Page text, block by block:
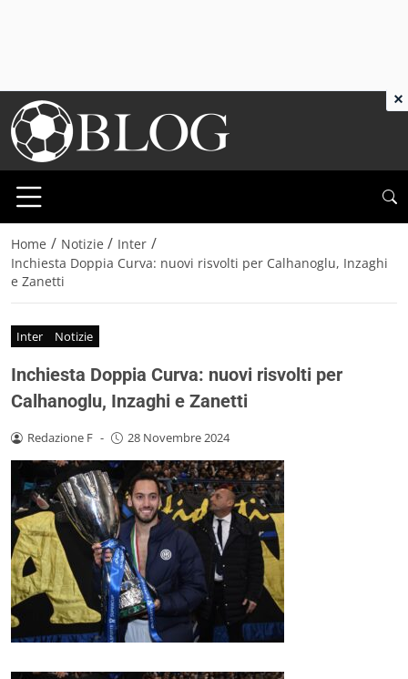
Home / Notizie / Inter /
Inchiesta Doppia Curva: nuovi risvolti per Calhanoglu, Inzaghi
e Zanetti
Inter Notizie
Inchiesta Doppia Curva: nuovi risvolti per
Calhanoglu, Inzaghi e Zanetti
Redazione F - 28 Novembre 2024
×